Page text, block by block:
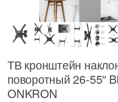
ТВ кронштейн
поворотный 26-55″
ONKRON